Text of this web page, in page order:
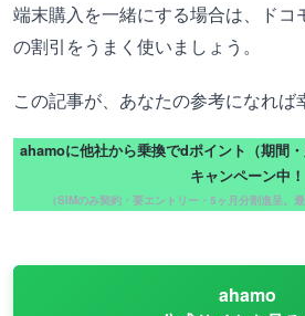
端末購入を一緒にする場合は、ドコ
の割引をうまく使いましょう。
この記事が、あなたの参考になれば
ahamoに他社から乗換でdポイント（期間
キャンペーン中！
（SIMのみ契約・要エントリー・5ヶ月分割進呈。
ahamo